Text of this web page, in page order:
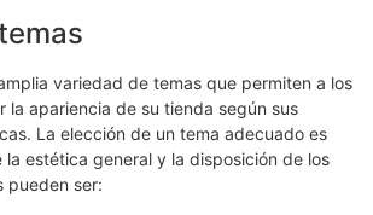
variedad de temas que permiten a los
la apariencia de su tienda según sus
La elección de un tema adecuado es
estética general y la disposición de los
pueden ser: